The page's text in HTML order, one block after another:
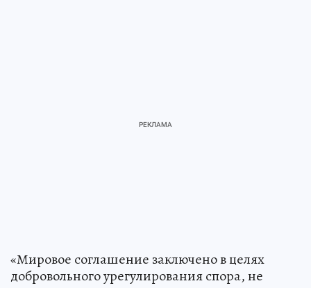
«Мировое соглашение заключено в целях
добровольного урегулирования спора, не